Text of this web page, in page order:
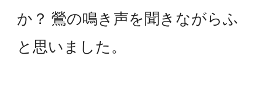
か？ 鶯の鳴き声を聞きながらふ
と思いました。